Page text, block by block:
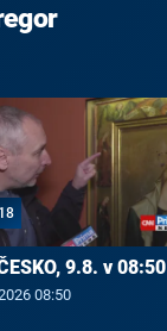
9.8. v 08:50
08:50